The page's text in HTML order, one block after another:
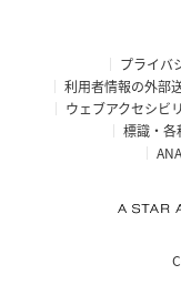
プライバ
利用者情報の外部
ウェブアクセシビ
標識・各